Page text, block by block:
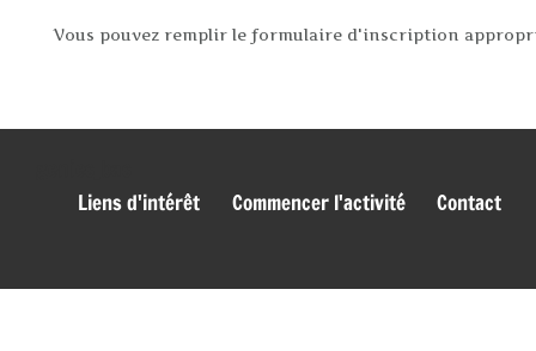
Vous pouvez remplir le formulaire d'inscription
Liens d'intérêt Commencer l'activité Contact